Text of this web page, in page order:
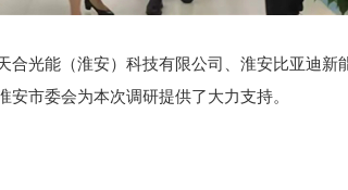
光能（淮安）科技有限公司、淮安比亚迪新
市委会为本次调研提供了大力支持。